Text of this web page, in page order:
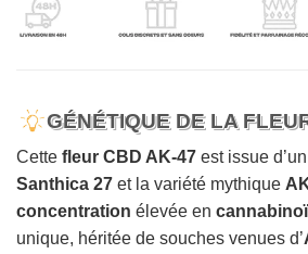
GÉNÉTIQUE DE LA
Cette fleur CBD AK-47 est issue
Santhica 27 et la variété mythique
concentration élevée en
unique, héritée de souches venues d’